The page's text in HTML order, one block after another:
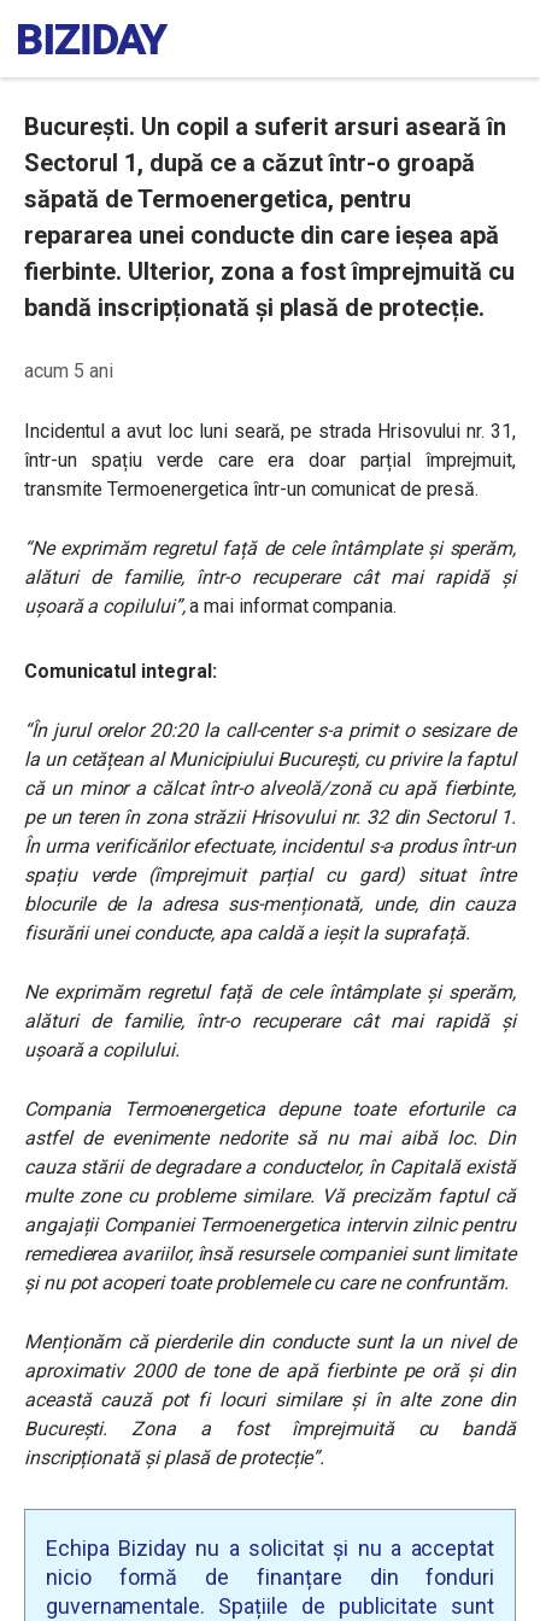
București. Un copil a suferit arsuri aseară în
Sectorul 1, după ce a căzut într-o groapă
săpată de Termoenergetica, pentru
repararea unei conducte din care ieșea apă
fierbinte. Ulterior, zona a fost împrejmuită cu
bandă inscripționată și plasă de protecție.
acum 5 ani
Incidentul a avut loc luni seară, pe strada Hrisovului nr. 31,
într-un spațiu verde care era doar parțial împrejmuit,
transmite Termoenergetica într-un comunicat de presă.
“Ne exprimăm regretul față de cele întâmplate și sperăm,
alături de familie, într-o recuperare cât mai rapidă și
ușoară a copilului”,a mai informat compania.
Comunicatul integral:
“În jurul orelor 20:20 la call-center s-a primit o sesizare de
la un cetățean al Municipiului București, cu privire la faptul
că un minor a călcat într-o alveolă/zonă cu apă fierbinte,
pe un teren în zona străzii Hrisovului nr. 32 din Sectorul 1.
În urma verificărilor efectuate, incidentul s-a produs într-un
spațiu verde (împrejmuit parțial cu gard) situat între
blocurile de la adresa sus-menționată, unde, din cauza
fisurării unei conducte, apa caldă a ieșit la suprafață.
Ne exprimăm regretul față de cele întâmplate și sperăm,
alături de familie, într-o recuperare cât mai rapidă și
ușoară a copilului.
Compania Termoenergetica depune toate eforturile ca
astfel de evenimente nedorite să nu mai aibă loc. Din
cauza stării de degradare a conductelor, în Capitală există
multe zone cu probleme similare. Vă precizăm faptul că
angajații Companiei Termoenergetica intervin zilnic pentru
remedierea avariilor, însă resursele companiei sunt limitate
și nu pot acoperi toate problemele cu care ne confruntăm.
Menționăm că pierderile din conducte sunt la un nivel de
aproximativ 2000 de tone de apă fierbinte pe oră și din
această cauză pot fi locuri similare și în alte zone din
București. Zona a fost împrejmuită cu bandă
inscripționată și plasă de protecție”.
Echipa Biziday nu a solicitat și nu a acceptat
nicio formă de finanțare din fonduri
guvernamentale. Spațiile de publicitate sunt